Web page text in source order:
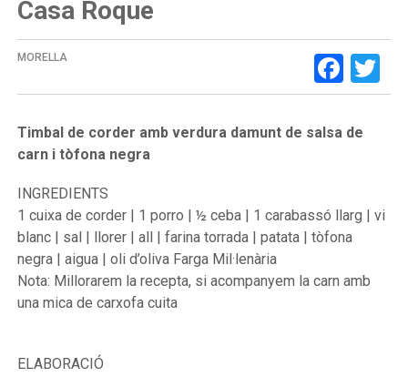
Casa Roque
MORELLA
Timbal de corder amb verdura damunt de salsa de
carn i tòfona negra
INGREDIENTS
1 cuixa de corder | 1 porro | ½ ceba | 1 carabassó llarg | vi
blanc | sal | llorer | all | farina torrada | patata | tòfona
negra | aigua | oli d’oliva Farga Mil·lenària
Nota: Millorarem la recepta, si acompanyem la carn amb
una mica de carxofa cuita
ELABORACIÓ